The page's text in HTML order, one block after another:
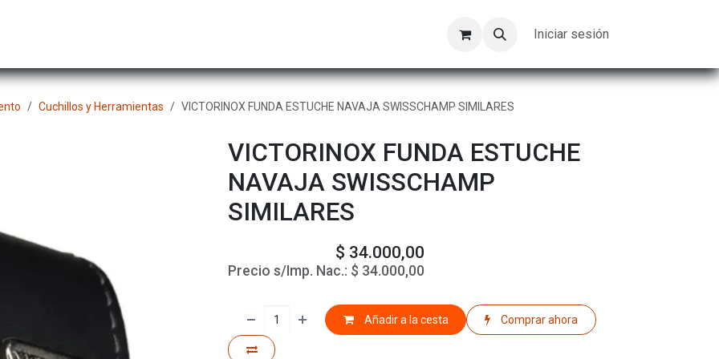
Trabajos Iniciar sesión
Cuchillos y Herramientas VICTORINOX FUNDA ESTUCHE NAVAJA SWISSCHAMP SIMILARES
VICTORINOX FUNDA ESTUCHE
NAVAJA SWISSCHAMP
SIMILARES
$ 34.000,00
Precio s/Imp. Nac.: $ 34.000,00
Añadir a la cesta Comprar ahora